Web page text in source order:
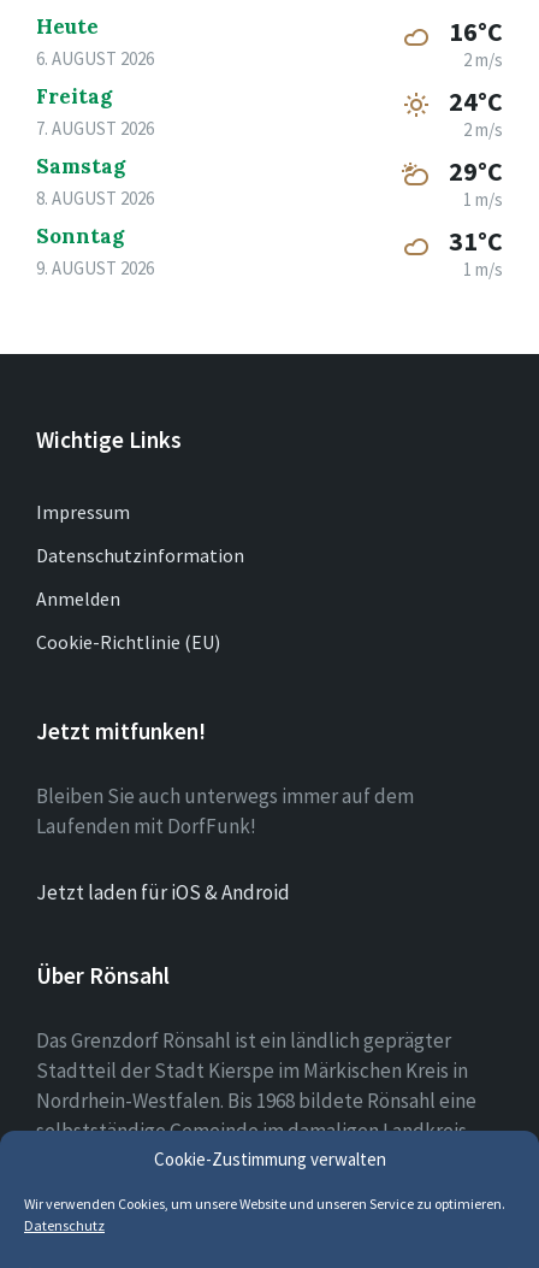
Cookie-Zustimmung verwalten
Wir verwenden Cookies, um unsere Website und unseren Service zu optimieren.
Datenschutz
Heute
6. AUGUST 2026
16°C
2 m/s
Freitag
7. AUGUST 2026
24°C
2 m/s
Samstag
8. AUGUST 2026
29°C
1 m/s
Sonntag
9. AUGUST 2026
31°C
1 m/s
Wichtige Links
Impressum
Datenschutzinformation
Anmelden
Cookie-Richtlinie (EU)
Jetzt mitfunken!
Bleiben Sie auch unterwegs immer auf dem
Laufenden mit DorfFunk!
Jetzt laden für iOS & Android
Über Rönsahl
Das Grenzdorf Rönsahl ist ein ländlich geprägter
Stadtteil der Stadt Kierspe im Märkischen Kreis in
Nordrhein-Westfalen. Bis 1968 bildete Rönsahl eine
selbstständige Gemeinde im damaligen Landkreis
Altena. Heute leben etwa 2.300 Menschen in und um